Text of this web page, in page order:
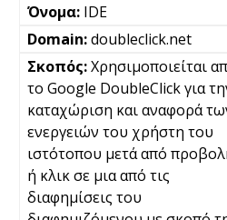
IDE
doubleclick.net
Χρησιμοποιείται
το Google DoubleClick για
καταχώριση και αναφορά
ενεργειών του χρήστη του
ιστότοπου μετά από
ή κλικ σε μια από τις
διαφημίσεις του